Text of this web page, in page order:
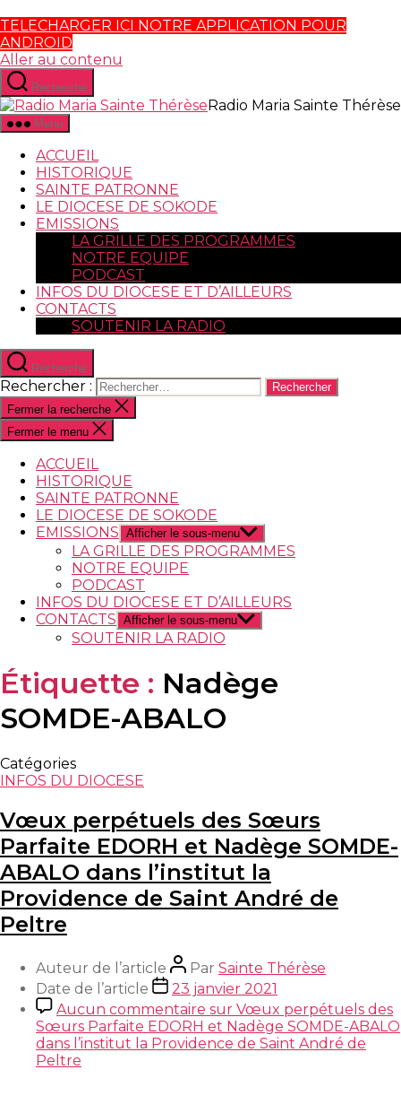
TELECHARGER ICI NOTRE APPLICATION POUR
ANDROID
Aller au contenu
Recherche
Radio Maria Sainte Thérèse
Menu
ACCUEIL
HISTORIQUE
SAINTE PATRONNE
LE DIOCESE DE SOKODE
EMISSIONS
LA GRILLE DES PROGRAMMES
NOTRE EQUIPE
PODCAST
INFOS DU DIOCESE ET D’AILLEURS
CONTACTS
SOUTENIR LA RADIO
Recherche
Rechercher :
Fermer la recherche
Fermer le menu
ACCUEIL
HISTORIQUE
SAINTE PATRONNE
LE DIOCESE DE SOKODE
EMISSIONS Afficher le sous-menu
LA GRILLE DES PROGRAMMES
NOTRE EQUIPE
PODCAST
INFOS DU DIOCESE ET D’AILLEURS
CONTACTS Afficher le sous-menu
SOUTENIR LA RADIO
Étiquette : Nadège
SOMDE-ABALO
Catégories
INFOS DU DIOCESE
Vœux perpétuels des Sœurs
Parfaite EDORH et Nadège SOMDE-
ABALO dans l’institut la
Providence de Saint André de
Peltre
Auteur de l’article Par Sainte Thérèse
Date de l’article
23 janvier 2021
Aucun commentaire sur Vœux perpétuels des
Sœurs Parfaite EDORH et Nadège SOMDE-ABALO
dans l’institut la Providence de Saint André de
Peltre